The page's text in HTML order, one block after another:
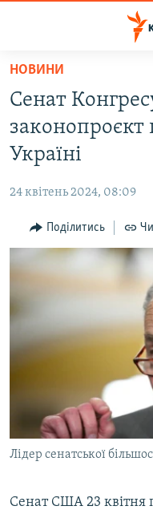
Перейти
основного
матеріалу
Перейти
до
основної
Перейти
до
пошуку
ВІДЕО ТА ФОТО
БЛОГИ
ПОГЛЯД
ІНТЕРВ'Ю
СПЕЦПРОЕКТИ
ДЕПОРТАЦІЯ
ВІДЕОУРОКИ «ELIFBE»
СВІДЧЕННЯ ОКУПАЦІЇ
УКРАЇНСЬКА ПРОБЛЕМА
ІНФОГРАФІКА
ЯК ОБІЙТИ
Qırımtatar
ДОЛУЧАЙСЯ!
НОВИНИ
Сенат
Україні
24 квітень 2024, 08:09
Поділитись
Лідер сенатської
Сенат США 23 квітня